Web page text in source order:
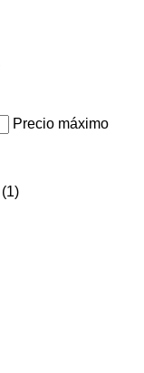
Precio máximo
(1)